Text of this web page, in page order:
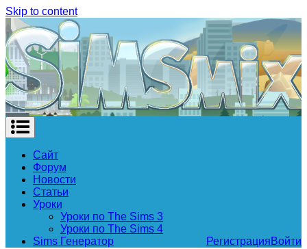
Skip to content
Сайт
Форум
Новости
Статьи
Уроки
Уроки по The Sims 3
Уроки по The Sims 4
Войти
Регистрация
Sims Генератор